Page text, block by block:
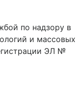
по надзору в
и массовых
ЭЛ №